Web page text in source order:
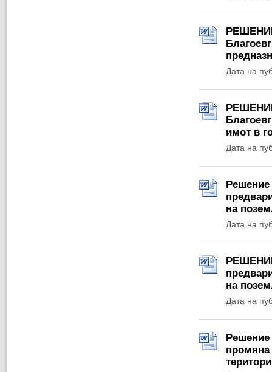
Дата на
РЕШЕНИЕ
имот в
Дата на
Решение
на
Дата на
на
Дата на
Решение
промяна